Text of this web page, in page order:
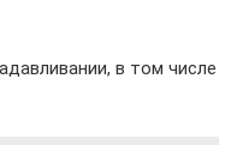
в том числе